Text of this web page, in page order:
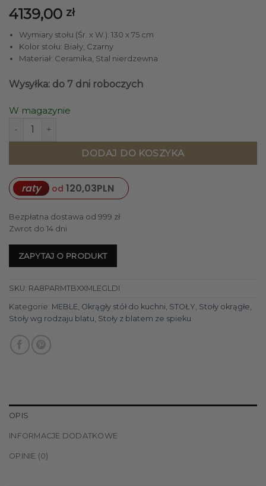
4139,00 zł
Wymiary stołu (Śr. x W.): 130 x 75 cm
Kolor stołu: Biały, Czarny
Materiał: Ceramika, Stal nierdzewna
Wysyłka: do 7 dni roboczych
W magazynie
ilość STÓŁ jadalniany, okrągły, metalowa, czarna
DODAJ DO KOSZYKA
raty od 120,03PLN
Bezpłatna dostawa od 999 zł
Zwrot do 14 dni
ZAPYTAJ O PRODUKT
SKU: RA8PARMTBXXMLEGLDI
Kategorie: MEBLE Okrągły stół do kuchni STOŁY Stoły okrągłe
Stoły wg rodzaju blatu Stoły z blatem ze spieku
OPIS
INFORMACJE DODATKOWE
OPINIE (0)